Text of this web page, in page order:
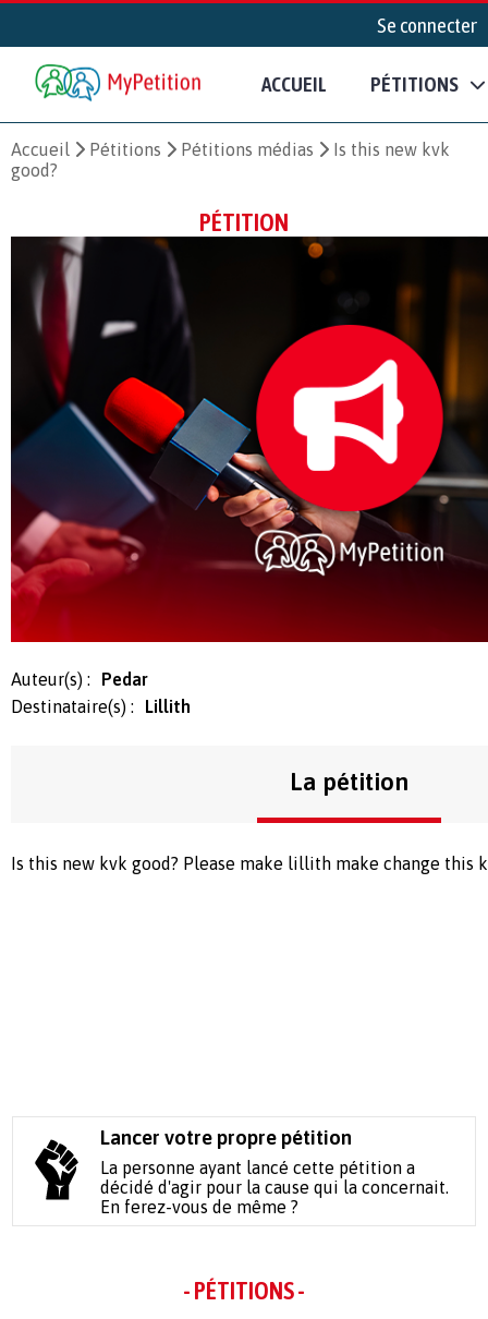
Se connecter
ACCUEIL PÉTITIONS
Accueil Pétitions Pétitions médias
Is this new kvk
good?
PÉTITION
Auteur(s) :
Pedar
Destinataire(s) :
Lillith
La pétition
Is this new kvk good? Please make lillith make change this
Lancer votre propre pétition
La personne ayant lancé cette pétition a
décidé d'agir pour la cause qui la concernait.
En ferez-vous de même ?
- PÉTITIONS -